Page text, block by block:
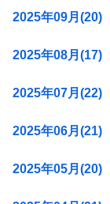
2025年09月(20)
2025年08月(17)
2025年07月(22)
2025年06月(21)
2025年05月(20)